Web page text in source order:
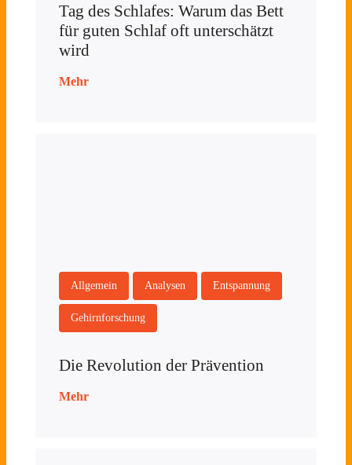
Tag des Schlafes: Warum das Bett
für guten Schlaf oft unterschätzt
wird
Mehr
Allgemein Analysen Entspannung
Gehirnforschung
Die Revolution der Prävention
Mehr